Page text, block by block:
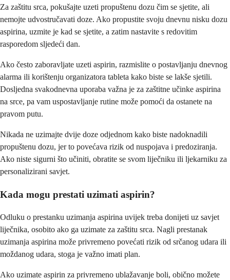
Za zaštitu srca, pokušajte uzeti propuštenu dozu čim se sjetite, ali
nemojte udvostručavati doze. Ako propustite svoju dnevnu nisku dozu
aspirina, uzmite je kad se sjetite, a zatim nastavite s redovitim
rasporedom sljedeći dan.
Ako često zaboravljate uzeti aspirin, razmislite o postavljanju dnevnog
alarma ili korištenju organizatora tableta kako biste se lakše sjetili.
Dosljedna svakodnevna uporaba važna je za zaštitne učinke aspirina
na srce, pa vam uspostavljanje rutine može pomoći da ostanete na
pravom putu.
Nikada ne uzimajte dvije doze odjednom kako biste nadoknadili
propuštenu dozu, jer to povećava rizik od nuspojava i predoziranja.
Ako niste sigurni što učiniti, obratite se svom liječniku ili ljekarniku za
personalizirani savjet.
Kada mogu prestati uzimati aspirin?
Odluku o prestanku uzimanja aspirina uvijek treba donijeti uz savjet
liječnika, osobito ako ga uzimate za zaštitu srca. Nagli prestanak
uzimanja aspirina može privremeno povećati rizik od srčanog udara ili
moždanog udara, stoga je važno imati plan.
Ako uzimate aspirin za privremeno ublažavanje boli, obično možete